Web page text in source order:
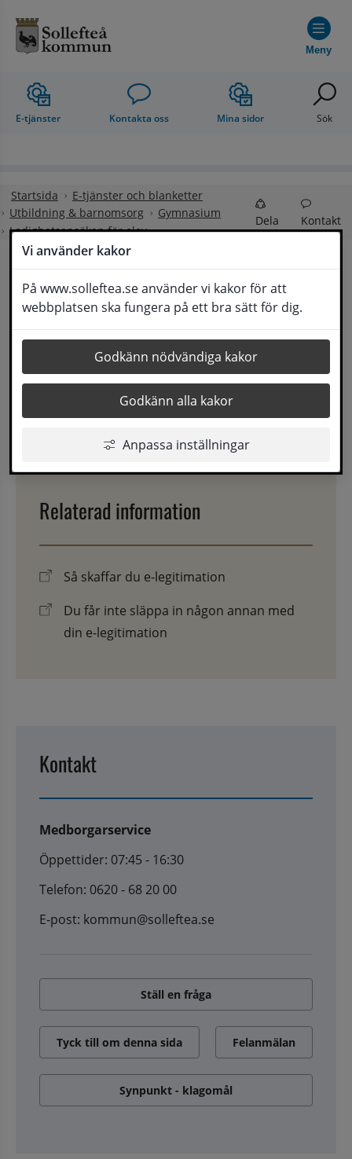
Vi använder kakor
På www.solleftea.se använder vi kakor för att
webbplatsen ska fungera på ett bra sätt för dig.
Godkänn nödvändiga kakor
Godkänn alla kakor
Anpassa inställningar
Meny
E-tjänster Kontakta oss Mina sidor Sök
Startsida
E-tjänster och blanketter
Utbildning & barnomsorg
Gymnasium
Ledighetsansökan för elev
Dela Kontakt
Ledighetsansökan för
elev
Blankett
Relaterad information
Så skaffar du e-legitimation
Du får inte släppa in någon annan med
din e-legitimation
Kontakt
Medborgarservice
Öppettider: 07:45 - 16:30
Telefon: 0620 - 68 20 00
E-post: kommun@solleftea.se
Ställ en fråga
Tyck till om denna sida Felanmälan
Synpunkt - klagomål